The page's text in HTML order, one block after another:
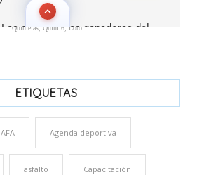
Quinielas, Quini 6, Loto
ETIQUETAS
AFA Agenda deportiva
asfalto Capacitación